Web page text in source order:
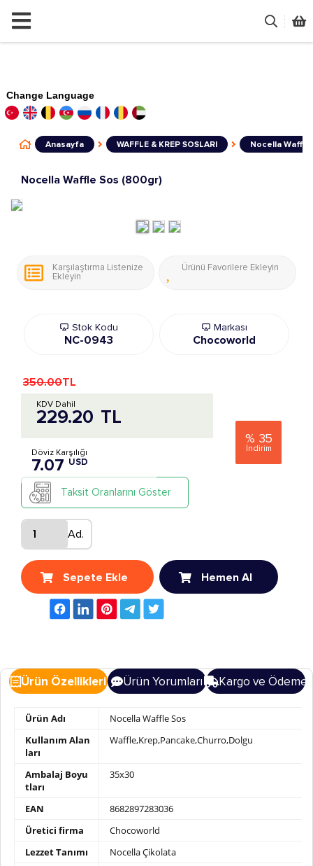
Change Language
Anasayfa WAFFLE & KREP SOSLARI Nocella Waffle
Nocella Waffle Sos (800gr)
Karşılaştırma Listenize
Ekleyin
Ürünü Favorilere Ekleyin
Stok Kodu
NC-0943
Markası
Chocoworld
% 35
İndirim
350.00TL
229.20 TL
KDV Dahil
Döviz Karşılığı
7.07 USD
Taksit Oranlarını Göster
Ad.
Sepete Ekle Hemen Al
Ürün Özellikleri Ürün Yorumları Kargo ve Ödeme
Ürün Adı
Nocella Waffle Sos
Kullanım Alan
ları
Waffle,Krep,Pancake,Churro,Dolgu
Ambalaj Boyu
tları
35x30
EAN
8682897283036
Üretici firma
Chocoworld
Lezzet Tanımı
Nocella Çikolata